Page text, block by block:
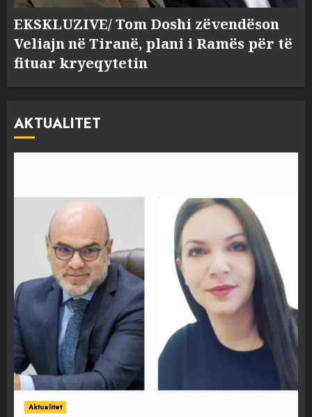
EKSKLUZIVE/ Tom Doshi zëvendëson
Veliajn në Tiranë, plani i Ramës për të
fituar kryeqytetin
AKTUALITET
Aktualitet